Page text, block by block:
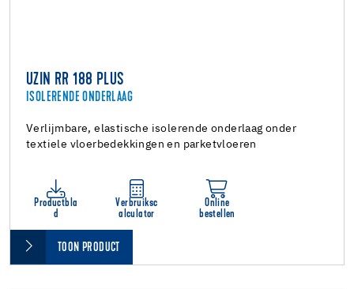
UZIN RR 188 PLUS
ISOLERENDE ONDERLAAG
Verlijmbare, elastische isolerende onderlaag onder
textiele vloerbedekkingen en parketvloeren
Productbla
d
Verbruiksc
alculator
Online
bestellen
TOON PRODUCT